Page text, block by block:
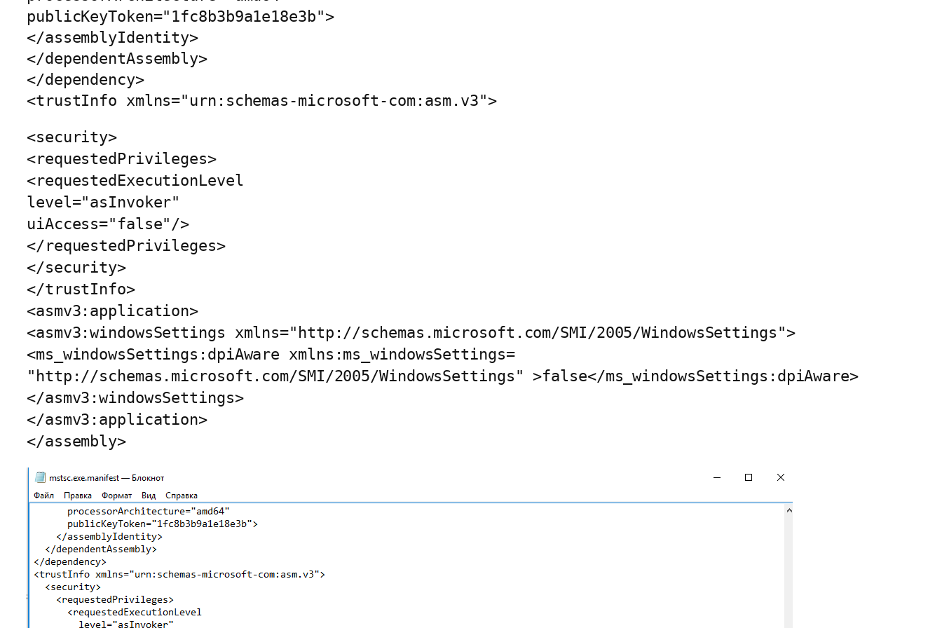
publicKeyToken="1fc8b3b9a1e18e3b">
</assemblyIdentity>
</dependentAssembly>
</dependency>
<trustInfo xmlns="urn:schemas-microsoft-com:asm.v3">
<security>
<requestedPrivileges>
<requestedExecutionLevel
level="asInvoker"
uiAccess="false"/>
</requestedPrivileges>
</security>
</trustInfo>
<asmv3:application>
<asmv3:windowsSettings xmlns="http://schemas.microsoft.com/SMI/2005/WindowsSettings">
<ms_windowsSettings:dpiAware xmlns:ms_windowsSettings=
"http://schemas.microsoft.com/SMI/2005/WindowsSettings" >false</ms_windowsSettings:dpiAware>
</asmv3:windowsSettings>
</asmv3:application>
</assembly>